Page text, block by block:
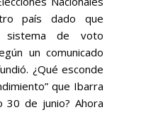
país dado que
sistema de voto
un comunicado
¿Qué esconde
que Ibarra
30 de junio? Ahora